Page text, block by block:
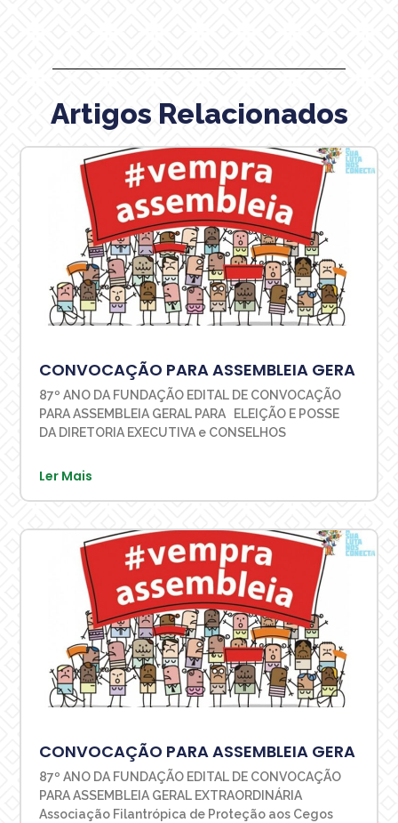
Artigos Relacionados
CONVOCAÇÃO PARA ASSEMBLEIA GERA
87º ANO DA FUNDAÇÃO EDITAL DE CONVOCAÇÃO
PARA ASSEMBLEIA GERAL PARA ELEIÇÃO E POSSE
DA DIRETORIA EXECUTIVA e CONSELHOS
Ler Mais
CONVOCAÇÃO PARA ASSEMBLEIA GERA
87º ANO DA FUNDAÇÃO EDITAL DE CONVOCAÇÃO
PARA ASSEMBLEIA GERAL EXTRAORDINÁRIA
Associação Filantrópica de Proteção aos Cegos